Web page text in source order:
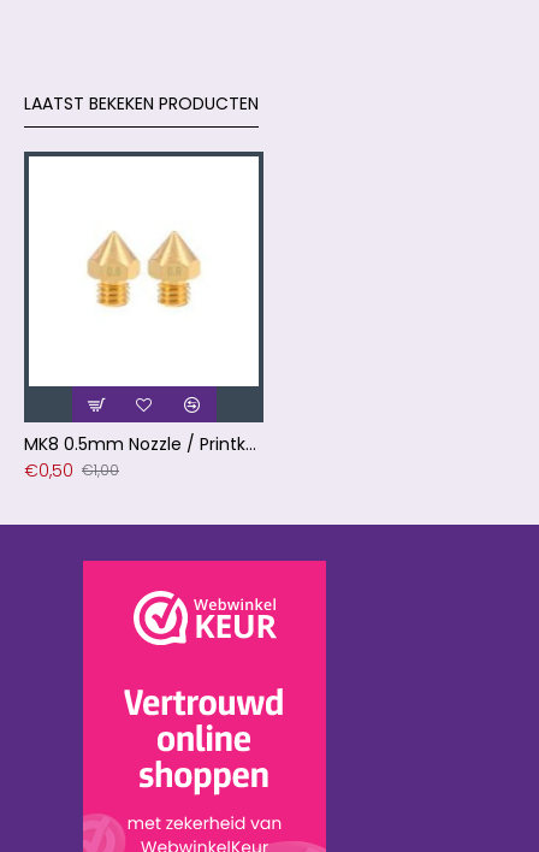
LAATST BEKEKEN PRODUCTEN
MK8 0.5mm Nozzle / Printkop Messing voor 1.75mm Filament
€0,50 €1,00